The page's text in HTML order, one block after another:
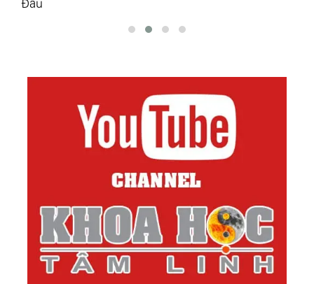
Thiên Khai Huỳnh Đạo Dịp Đệ Tam Chu Niên Ngày
Quy Ẩn (7/3/1982)
Trích Nguyên Văn Vấn Thư Nêu Thắc Mắc Của
Một Số Tín Đồ Cao Đài
Của Một Số Tín Đồ Cao Đài (1982)
66.Kim Thân Cha Giải Đáp Vấn Thư (23/9/1982)
Của Bạn N.p.y. (Hoa Kỳ)